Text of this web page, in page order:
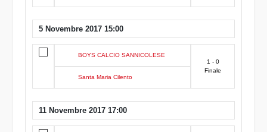
5 Novembre 2017 15:00
BOYS CALCIO SANNICOLESE
Santa Maria Cilento
1 - 0
Finale
11 Novembre 2017 17:00